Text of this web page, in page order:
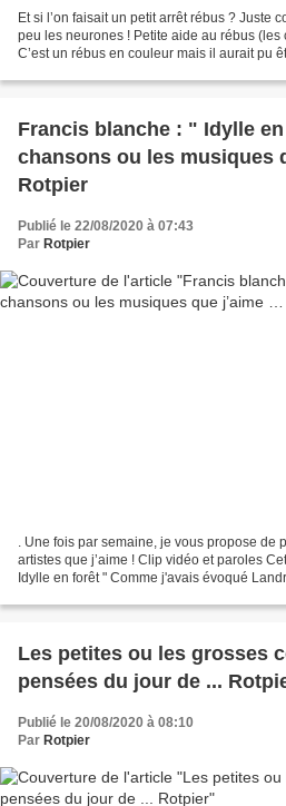
Et si l’on faisait un petit arrêt rébus ? Juste
peu les neurones ! Petite aide au rébus (les
C’est un rébus en couleur mais il aurait pu
Francis blanche : " Idylle en
chansons ou les musiques
Rotpier
Publié le 22/08/2020 à 07:43
Par Rotpier
. Une fois par semaine, je vous propose de
artistes que j’aime ! Clip vidéo et paroles
Idylle en forêt " Comme j'avais évoqué
Les petites ou les grosses
pensées du jour de ...
Publié le 20/08/2020 à 08:10
Par Rotpier